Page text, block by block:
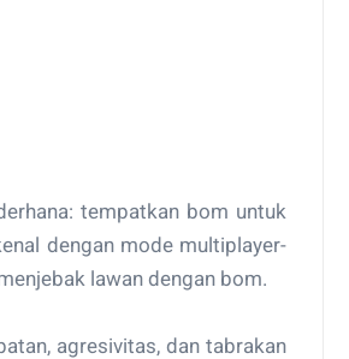
tempatkan bom untuk
dengan mode multiplayer-
lawan dengan bom.
agresivitas, dan tabrakan